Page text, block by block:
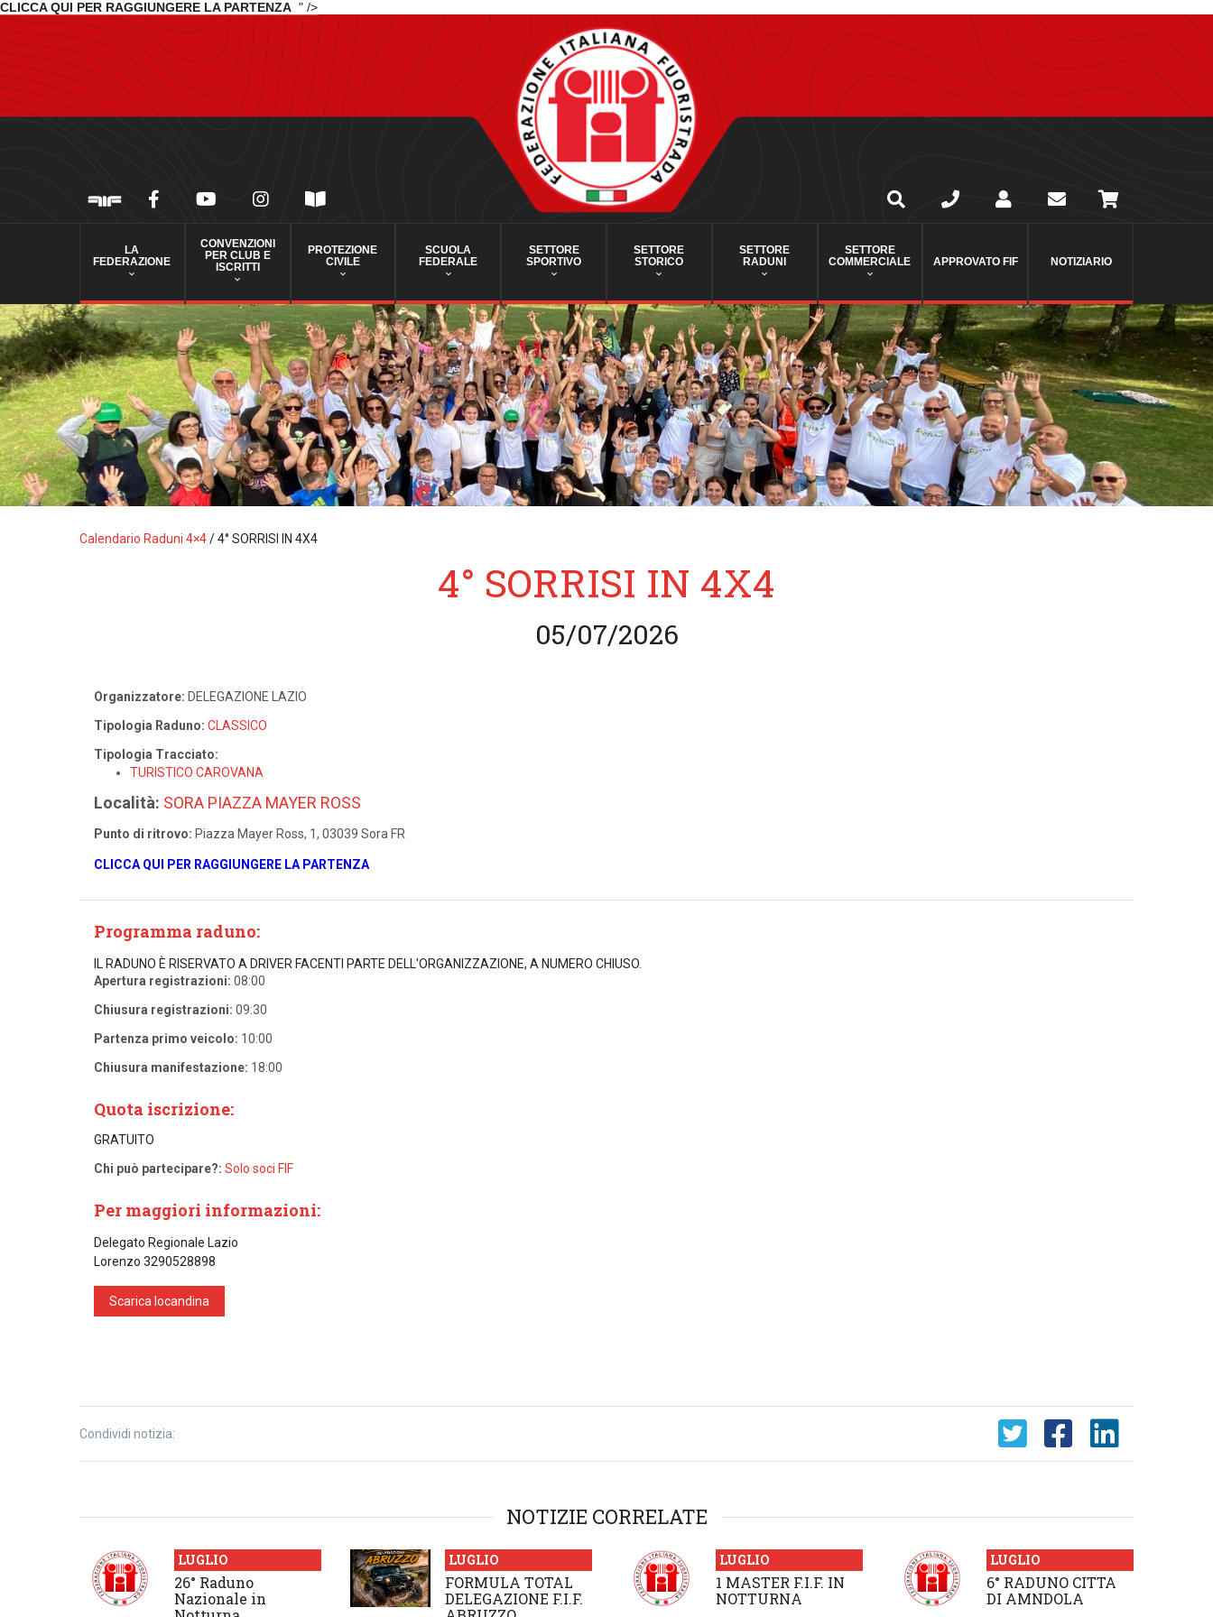
CLICCA QUI PER RAGGIUNGERE LA PARTENZA " />
LA
FEDERAZIONE
CONVENZIONI
PER CLUB E
ISCRITTI
PROTEZIONE
CIVILE
SCUOLA
FEDERALE
SETTORE
SPORTIVO
SETTORE
STORICO
SETTORE
RADUNI
SETTORE
COMMERCIALE
APPROVATO FIF NOTIZIARIO
Calendario Raduni 4×4/4° SORRISI IN 4X4
4° SORRISI IN 4X4
05/07/2026
Organizzatore: DELEGAZIONE LAZIO
Tipologia Raduno: CLASSICO
Tipologia Tracciato:
TURISTICO CAROVANA
Località: SORA PIAZZA MAYER ROSS
Punto di ritrovo: Piazza Mayer Ross, 1, 03039 Sora FR
CLICCA QUI PER RAGGIUNGERE LA PARTENZA
Programma raduno:
IL RADUNO È RISERVATO A DRIVER FACENTI PARTE DELL'ORGANIZZAZIONE, A NUMERO CHIUSO.
Apertura registrazioni: 08:00
Chiusura registrazioni: 09:30
Partenza primo veicolo: 10:00
Chiusura manifestazione: 18:00
Quota iscrizione:
GRATUITO
Chi può partecipare?: Solo soci FIF
Per maggiori informazioni:
Delegato Regionale Lazio
Lorenzo 3290528898
Scarica locandina
Condividi notizia:
NOTIZIE CORRELATE
LUGLIO
26° Raduno
Nazionale in
LUGLIO
FORMULA TOTAL
DELEGAZIONE F.I.F.
LUGLIO
1 MASTER F.I.F. IN
NOTTURNA
LUGLIO
6° RADUNO CITTA
DI AMNDOLA